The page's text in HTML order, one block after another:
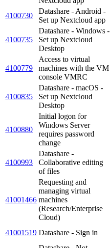
4100730
Datashare - Android -
Set up Nextcloud app
4100735
Datashare - Windows -
Set up Nextcloud
Desktop
4100779
Access to virtual
machines with the VM
console VMRC
4100835
Datashare - macOS -
Set up Nextcloud
Desktop
4100880
Initial logon for
Windows Server
requires password
change
4100993
Datashare -
Collaborative editing
of files
41001466
Requesting and
managing virtual
machines
(Research/Enterprise
Cloud)
41001519 Datashare - Sign in